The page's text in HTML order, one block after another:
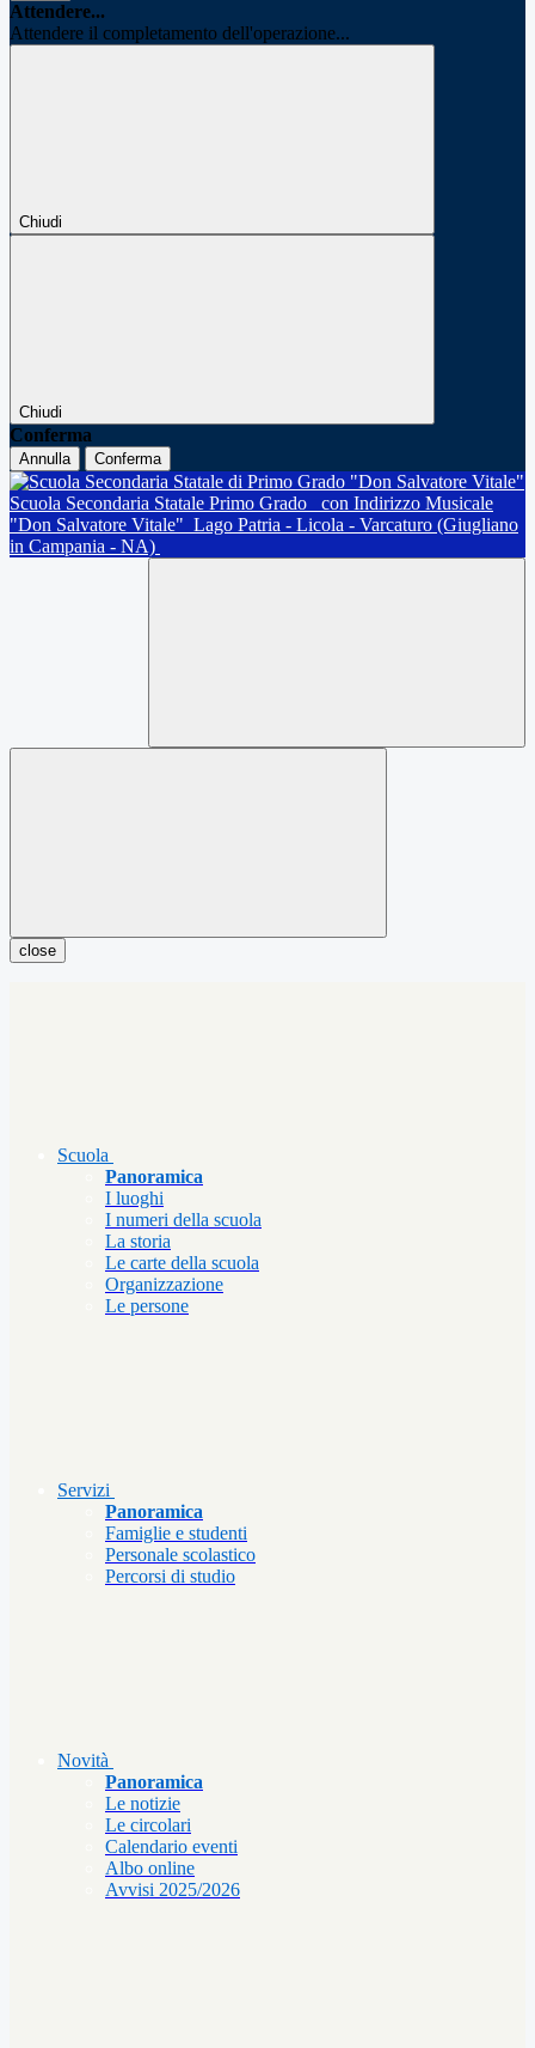
Attendere...
Attendere il completamento dell'operazione...
Chiudi
Chiudi
Conferma
Annulla Conferma
Scuola Secondaria Statale Primo Grado
con Indirizzo Musicale
"Don Salvatore Vitale" Lago Patria - Licola - Varcaturo (Giugliano
in Campania - NA)
close
Scuola
Panoramica
I luoghi
I numeri della scuola
La storia
Le carte della scuola
Organizzazione
Le persone
Servizi
Panoramica
Famiglie e studenti
Personale scolastico
Percorsi di studio
Novità
Panoramica
Le notizie
Le circolari
Calendario eventi
Albo online
Avvisi 2025/2026